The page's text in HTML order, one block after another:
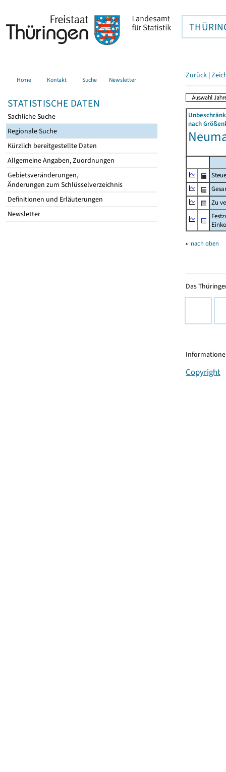
Home Kontakt Suche Newsletter
STATISTISCHE DATEN
Sachliche Suche
Regionale Suche
Kürzlich bereitgestellte Daten
Allgemeine Angaben, Zuordnungen
Gebietsveränderungen,
Änderungen zum Schlüsselverzeichnis
Definitionen und Erläuterungen
Newsletter
Zurück |
nach
Zu
▴ nach oben
Das
Copyright